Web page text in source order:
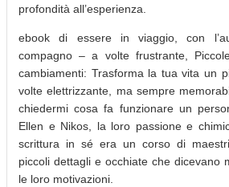
profondità all’esperienza.
ebook di essere in viaggio, con
compagno – a volte frustrante,
cambiamenti: Trasforma la tua vita un
volte elettrizzante, ma sempre
chiedermi cosa fa funzionare un
Ellen e Nikos, la loro passione e
scrittura in sé era un corso di
piccoli dettagli e occhiate che dicevano
le loro motivazioni.